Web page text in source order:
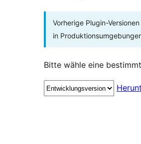
Vorherige Plugin-
in
Bitte wähle eine